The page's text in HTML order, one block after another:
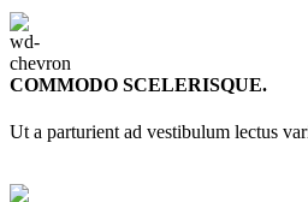
COMMODO SCELERISQUE.
Ut a parturient ad vestibulum lectus